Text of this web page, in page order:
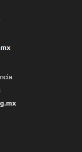
1570